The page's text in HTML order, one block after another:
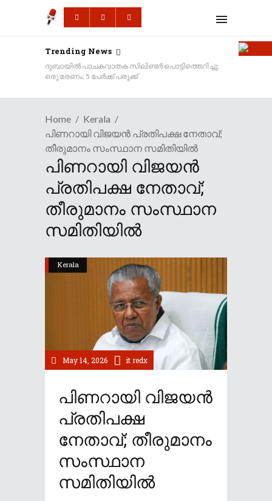
Trending News
ദുബായിൽ പാചകവാതക സിലിണ്ടർ പൊട്ടിത്തെറിച്ചു:
ഒരു മരണം; 5 പേർക്ക് പരുക്ക്
Home
Kerala
പിണറായി വിജയൻ പ്രതിപക്ഷ നേതാവ്;
തീരുമാനം സംസ്ഥാന സമിതിയിൽ
പിണറായി വിജയൻ
പ്രതിപക്ഷ നേതാവ്;
തീരുമാനം സംസ്ഥാന
സമിതിയിൽ
Kerala
May 14, 2026 it redx
പിണറായി വിജയൻ
പ്രതിപക്ഷ
നേതാവ്; തീരുമാനം
സംസ്ഥാന
സമിതിയിൽ